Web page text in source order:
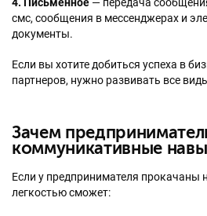
смс, сообщения в мессенджерах и
документы.
Если вы хотите добиться успеха в
партнеров, нужно развивать все
Зачем
коммуникативные
Если у предпринимателя прокачаны
легкостью сможет: